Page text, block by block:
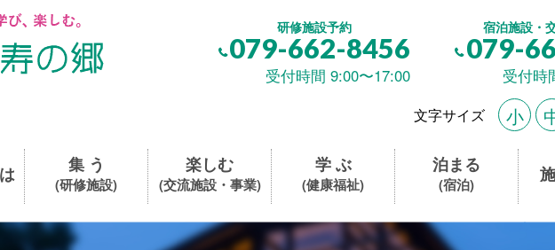
研修施設予約
079-662-8456
受付時間 9:00〜17:00
宿泊施設・
079-
受付時
文字サイズ 小
集 う
(研修施設)
楽しむ
(交流施設・事業)
学 ぶ
(健康福祉)
泊まる
(宿泊)